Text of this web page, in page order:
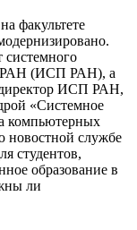
факультете
системного
РАН (ИСП РАН), а
ИСП РАН,
«Системное
компьютерных
службе
студентов,
образование в
ли